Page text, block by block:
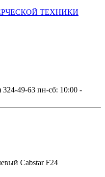
ТЕХНИКИ
324-49-63 пн-сб: 10:00 -
Cabstar F24